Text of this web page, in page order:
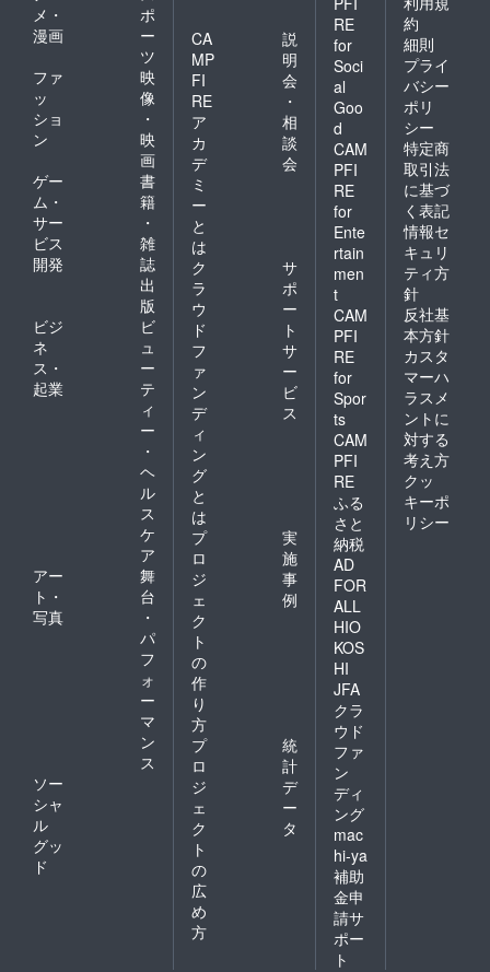
メ・
漫画
ポ
ー
ツ
ファ
ッ
ショ
ン
映
像
・
映
画
ゲー
ム・
サー
ビス
開発
書
籍
・
雑
誌
出
版
ビジ
ネ
ス・
起業
ビ
ュ
ー
テ
ィ
ー
・
ヘ
ル
ス
ケ
ア
アー
ト・
写真
舞
台
・
パ
フ
ォ
ー
マ
ン
ス
ソー
シャ
ル
グッ
ド
CA
MP
FI
RE
ア
カ
デ
ミ
ー
と
は
説
明
会
・
相
談
会
ク
ラ
ウ
ド
フ
ァ
ン
デ
ィ
ン
グ
と
は
サ
ポ
ー
ト
サ
ー
ビ
ス
プ
ロ
ジ
ェ
ク
ト
の
作
り
方
実
施
事
例
プ
ロ
ジ
ェ
ク
ト
の
広
め
方
統
計
デ
ー
タ
RE
for
Soci
al
Goo
d
CAM
PFI
RE
for
Ente
rtain
men
t
CAM
PFI
RE
for
Spor
ts
CAM
PFI
RE
ふる
さと
納税
AD
FOR
ALL
HIO
KOS
HI
JFA
クラ
ウド
ファ
ン
ディ
ング
mac
hi-ya
補助
金申
請サ
ポー
ト
約
細則
プライ
バシー
ポリ
シー
特定商
取引法
に基づ
く表記
情報セ
キュリ
ティ方
針
反社基
本方針
カスタ
マーハ
ラスメ
ントに
対する
考え方
クッ
キーポ
リシー